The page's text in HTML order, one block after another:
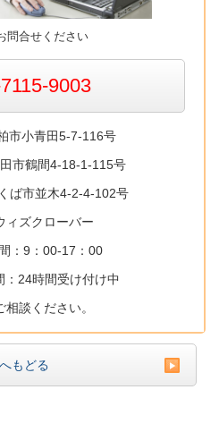
問合せください
9003
市小青田5-7-116号
市鶴間4-18-1-115号
市並木4-2-4-102号
ィズクローバー
：9：00-17：00
：24時間受け付け中
相談ください。
もどる